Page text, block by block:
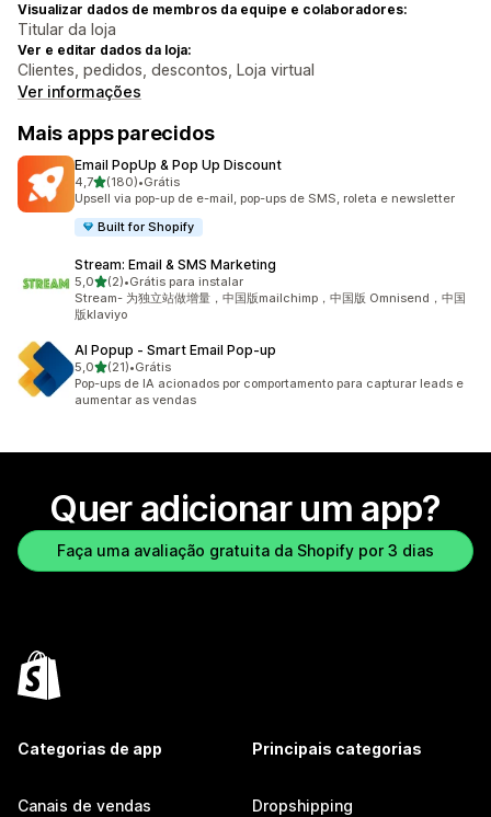
Visualizar dados de membros da equipe e colaboradores:
Titular da loja
Ver e editar dados da loja:
Clientes, pedidos, descontos, Loja virtual
Ver informações
Mais apps parecidos
Email PopUp & Pop Up Discount
4,7de 5 estrelas
(180)
180 avaliações ao todo
•Grátis
Upsell via pop-up de e-mail, pop-ups de SMS, roleta e newsletter
Built for Shopify
Stream: Email & SMS Marketing
5,0de 5 estrelas
(2)
2 avaliações ao todo
•Grátis para instalar
Stream- 为独立站做增量，中国版mailchimp，中国版 Omnisend，中国
版klaviyo
AI Popup ‑ Smart Email Pop‑up
5,0de 5 estrelas
(21)
21 avaliações ao todo
•Grátis
Pop-ups de IA acionados por comportamento para capturar leads e
aumentar as vendas
Quer adicionar um app?
Faça uma avaliação gratuita da Shopify por 3 dias
Categorias de app
Canais de vendas
Principais categorias
Dropshipping